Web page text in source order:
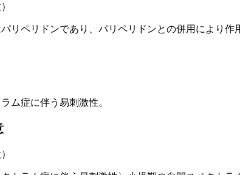
リペリドンであり、パリペリドンとの併用により
ム症に伴う易刺激性。